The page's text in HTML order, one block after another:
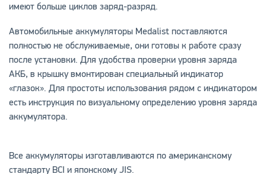
имеют больше циклов заряд-разряд.
Автомобильные аккумуляторы Medalist поставляются
полностью не обслуживаемые, они готовы к работе сразу
после установки. Для удобства проверки уровня заряда
АКБ, в крышку вмонтирован специальный индикатор
«глазок». Для простоты использования рядом с индикатором
есть инструкция по визуальному определению уровня заряда
аккумулятора.
Все аккумуляторы изготавливаются по американскому
стандарту BCI и японскому JIS.